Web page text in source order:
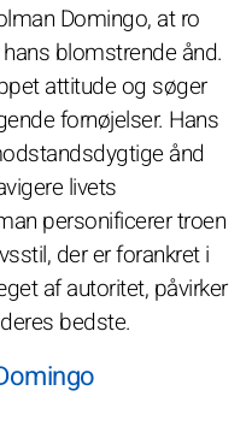
Domingo, at ro
blomstrende ånd.
attitude og søger
fornøjelser. Hans
ånd
livets
personificerer troen
der er forankret i
af autoritet, påvirker
bedste.